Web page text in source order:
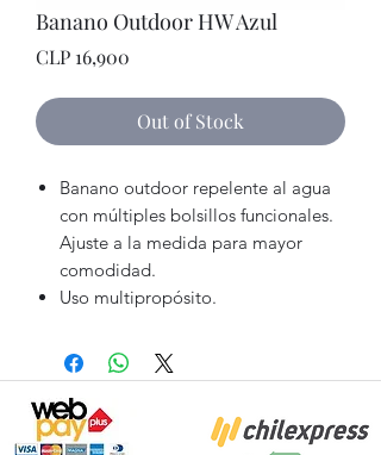
Banano Outdoor HW Azul
CLP 16,900
Out of Stock
Banano outdoor repelente al agua
con múltiples bolsillos funcionales.
Ajuste a la medida para mayor
comodidad.
Uso multipropósito.